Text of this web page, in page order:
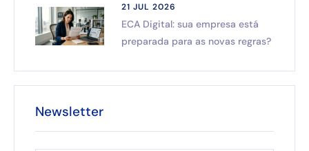
21 JUL 2026
ECA Digital: sua empresa está
preparada para as novas regras?
Newsletter